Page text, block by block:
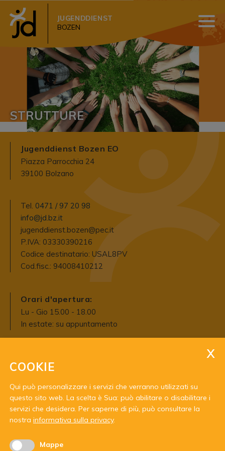
JUGENDDIENST
BOZEN
STRUTTURE
Jugenddienst Bozen EO
Piazza Parrocchia 24
39100 Bolzano
Tel. 0471 / 97 20 98
info@jd.bz.it
jugenddienst.bozen@pec.it
P.IVA: 03330390216
Codice destinatario: USAL8PV
Cod.fisc.: 94008410212
Orari d'apertura:
Lu - Gio 15.00 - 18.00
In estate: su appuntamento
Con il sostegno di:
COOKIE
Qui può personalizzare i servizi che verranno utilizzati su
questo sito web. La scelta è Sua: può abilitare o disabilitare i
servizi che desidera. Per saperne di più, può consultare la
nostra informativa sulla privacy.
Mappe